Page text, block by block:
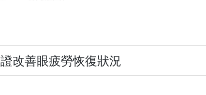
改善眼疲勞恢復狀況